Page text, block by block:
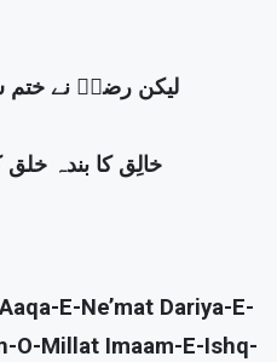
لیکن رضاؔ نے ختم
خالِق کا بندہ خلق
E-Ne’mat Dariya-E-
O-Millat Imaam-E-Ishq-